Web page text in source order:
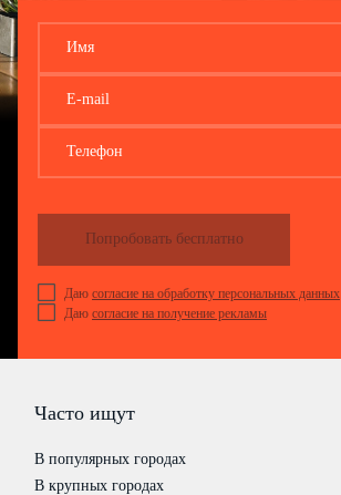
Имя
E-mail
Телефон
Даю согласие на обработку персональных данных
Даю согласие на получение рекламы
Попробовать бесплатно
Часто ищут
В популярных городах
В крупных городах